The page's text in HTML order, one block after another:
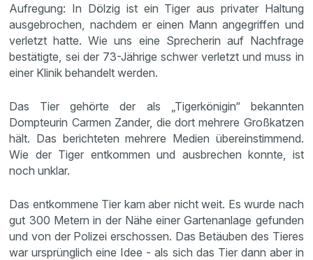
Aufregung: In Dölzig ist ein Tiger aus privater Haltung
ausgebrochen, nachdem er einen Mann angegriffen und
verletzt hatte. Wie uns eine Sprecherin auf Nachfrage
bestätigte, sei der 73-Jährige schwer verletzt und muss in
einer Klinik behandelt werden.
Das Tier gehörte der als „Tigerkönigin“ bekannten
Dompteurin Carmen Zander, die dort mehrere Großkatzen
hält. Das berichteten mehrere Medien übereinstimmend.
Wie der Tiger entkommen und ausbrechen konnte, ist
noch unklar.
Das entkommene Tier kam aber nicht weit. Es wurde nach
gut 300 Metern in der Nähe einer Gartenanlage gefunden
und von der Polizei erschossen. Das Betäuben des Tieres
war ursprünglich eine Idee - als sich das Tier dann aber in